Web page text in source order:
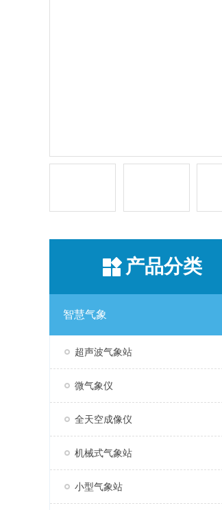
产品分类
智慧气象
超声波气象站
微气象仪
全天空成像仪
机械式气象站
小型气象站